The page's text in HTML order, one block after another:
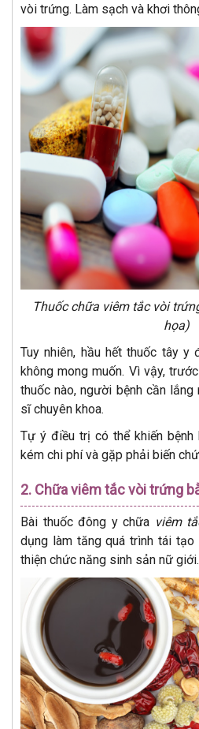
vòi trứng. Làm sạch và khơi
Thuốc chữa viêm tắc vòi
họa)
Tuy nhiên, hầu hết thuốc tây
không mong muốn. Vì vậy,
thuốc nào, người bệnh cần
sĩ chuyên khoa.
Tự ý điều trị có thể khiến bệnh
kém chi phí và gặp phải biến
2. Chữa viêm tắc vòi trứng
Bài thuốc đông y chữa viêm
dụng làm tăng quá trình tái
thiện chức năng sinh sản nữ giới.